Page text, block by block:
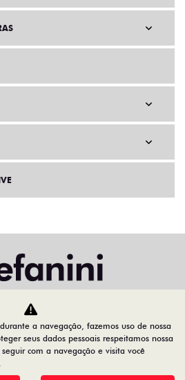
Home Ofertas
Seu bem maior é a vida.
a navegação, fazemos uso de nossa
seus dados pessoais respeitamos nossa
com a navegação e visita você